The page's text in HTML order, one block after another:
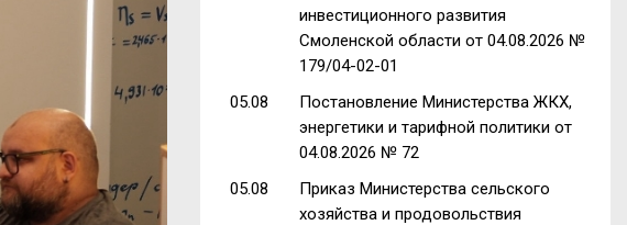
инвестиционного развития
Смоленской области от 04.08.2026 №
179/04-02-01
05.08
Постановление Министерства ЖКХ,
энергетики и тарифной политики от
04.08.2026 № 72
05.08
Приказ Министерства сельского
хозяйства и продовольствия